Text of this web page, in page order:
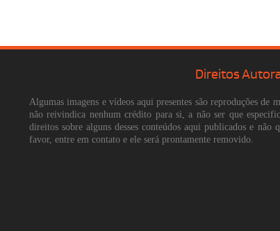
Direitos
Algumas imagens e vídeos aqui presentes são reproduções de
não reivindica nenhum crédito para si, a não ser que
direitos sobre alguns desses conteúdos aqui publicados e não
favor, entre em contato e ele será prontamente removido.